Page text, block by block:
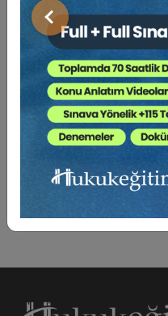
Önceki
ayrımına bağlı olarak
“Birlikte mülkiyet
anasıdır”deyimi Türk
hissettirmektedir.
(paylı/elbirliği mülkiyeti),
değişikliği yaratan bir
alınmasını; sonrasında
gerektiren işlemler
sorunları genel hükümler
değerlendireceğiz.